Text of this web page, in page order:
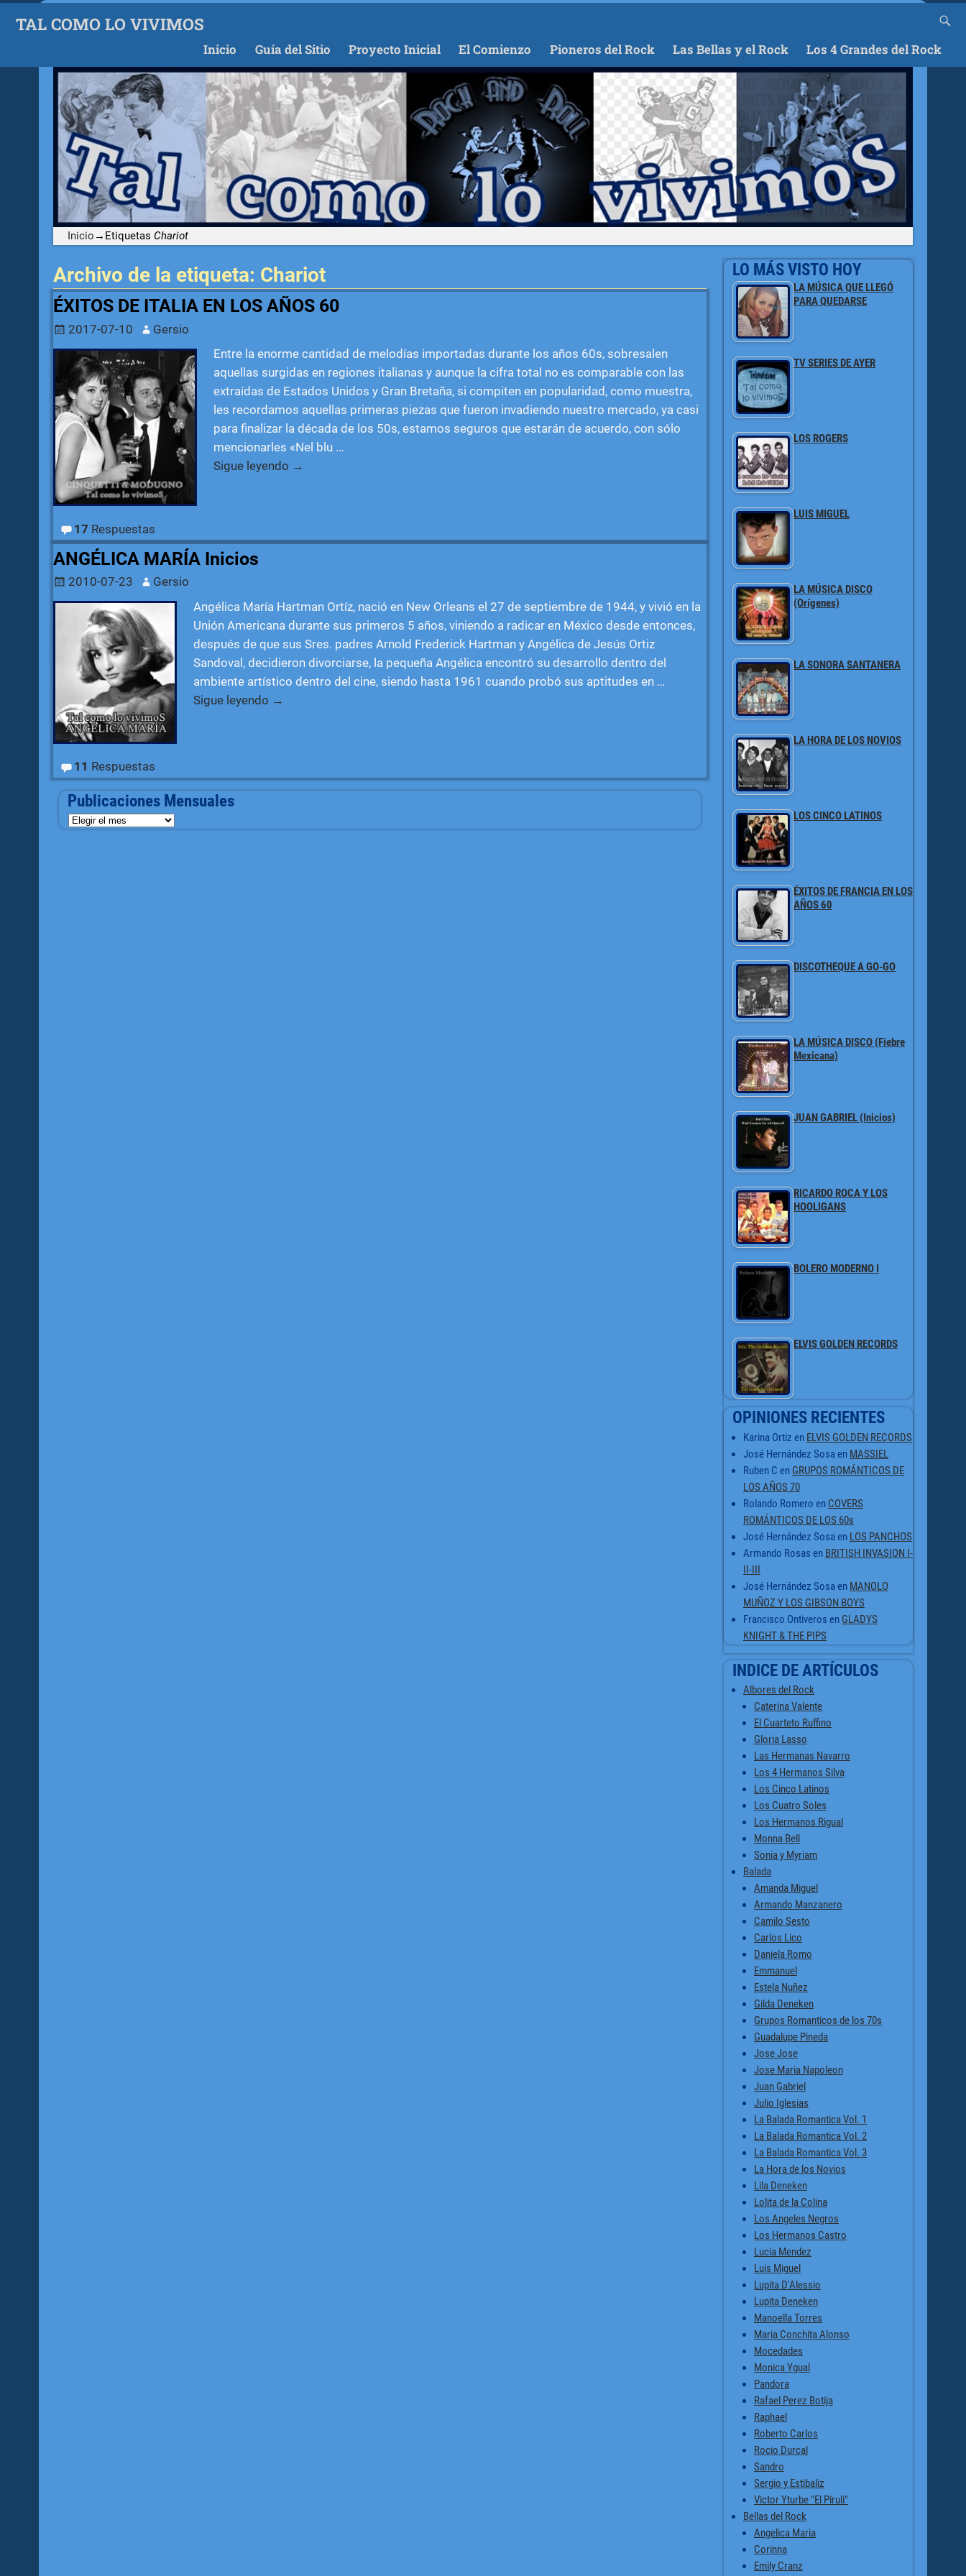
TAL COMO LO VIVIMOS
Inicio Guía del Sitio Proyecto Inicial El Comienzo Pioneros del Rock Las Bellas y el Rock Los 4 Grandes del Rock
Inicio →Etiquetas Chariot
Archivo de la etiqueta: Chariot
ÉXITOS DE ITALIA EN LOS AÑOS 60
2017-07-10
Gersio
Entre la enorme cantidad de melodías importadas durante los años 60s, sobresalen
aquellas surgidas en regiones italianas y aunque la cifra total no es comparable con las
extraídas de Estados Unidos y Gran Bretaña, si compiten en popularidad, como muestra,
les recordamos aquellas primeras piezas que fueron invadiendo nuestro mercado, ya casi
para finalizar la década de los 50s, estamos seguros que estarán de acuerdo, con sólo
mencionarles «Nel blu …
Sigue leyendo →
17 Respuestas
ANGÉLICA MARÍA Inicios
2010-07-23
Gersio
Angélica María Hartman Ortíz, nació en New Orleans el 27 de septiembre de 1944, y vivió en la
Unión Americana durante sus primeros 5 años, viniendo a radicar en México desde entonces,
después de que sus Sres. padres Arnold Frederick Hartman y Angélica de Jesús Ortiz
Sandoval, decidieron divorciarse, la pequeña Angélica encontró su desarrollo dentro del
ambiente artístico dentro del cine, siendo hasta 1961 cuando probó sus aptitudes en …
Sigue leyendo →
11 Respuestas
Publicaciones Mensuales
LO MÁS VISTO HOY
LA MÚSICA QUE LLEGÓ
PARA QUEDARSE
TV SERIES DE AYER
LOS ROGERS
LUIS MIGUEL
LA MÚSICA DISCO
(Orígenes)
LA SONORA SANTANERA
LA HORA DE LOS NOVIOS
LOS CINCO LATINOS
ÉXITOS DE FRANCIA EN LOS
AÑOS 60
DISCOTHEQUE A GO-GO
LA MÚSICA DISCO (Fiebre
Mexicana)
JUAN GABRIEL (Inicios)
RICARDO ROCA Y LOS
HOOLIGANS
BOLERO MODERNO I
ELVIS GOLDEN RECORDS
OPINIONES RECIENTES
Karina Ortiz en ELVIS GOLDEN RECORDS
José Hernández Sosa en MASSIEL
Ruben C en GRUPOS ROMÁNTICOS DE
LOS AÑOS 70
Rolando Romero en COVERS
ROMÁNTICOS DE LOS 60s
José Hernández Sosa en LOS PANCHOS
Armando Rosas en BRITISH INVASION I-
II-III
José Hernández Sosa en MANOLO
MUÑOZ Y LOS GIBSON BOYS
Francisco Ontiveros en GLADYS
KNIGHT & THE PIPS
INDICE DE ARTÍCULOS
Albores del Rock
Caterina Valente
El Cuarteto Ruffino
Gloria Lasso
Las Hermanas Navarro
Los 4 Hermanos Silva
Los Cinco Latinos
Los Cuatro Soles
Los Hermanos Rigual
Monna Bell
Sonia y Myriam
Balada
Amanda Miguel
Armando Manzanero
Camilo Sesto
Carlos Lico
Daniela Romo
Emmanuel
Estela Nuñez
Gilda Deneken
Grupos Romanticos de los 70s
Guadalupe Pineda
Jose Jose
Jose Maria Napoleon
Juan Gabriel
Julio Iglesias
La Balada Romantica Vol. 1
La Balada Romantica Vol. 2
La Balada Romantica Vol. 3
La Hora de los Novios
Lila Deneken
Lolita de la Colina
Los Angeles Negros
Los Hermanos Castro
Lucia Mendez
Luis Miguel
Lupita D'Alessio
Lupita Deneken
Manoella Torres
Maria Conchita Alonso
Mocedades
Monica Ygual
Pandora
Rafael Perez Botija
Raphael
Roberto Carlos
Rocio Durcal
Sandro
Sergio y Estibaliz
Victor Yturbe "El Piruli"
Bellas del Rock
Angelica Maria
Corinna
Emily Cranz